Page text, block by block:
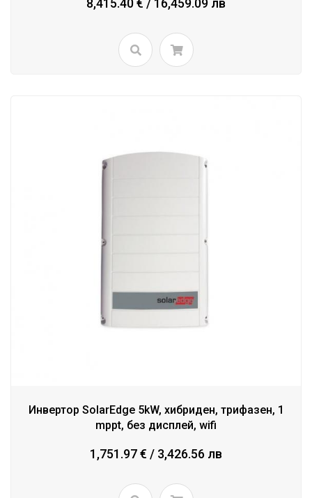
8,415.40 € / 16,459.09 лв
Инвертор SolarEdge 5kW, хибриден, трифазен, 1
mppt, без дисплей, wifi
1,751.97 € / 3,426.56 лв